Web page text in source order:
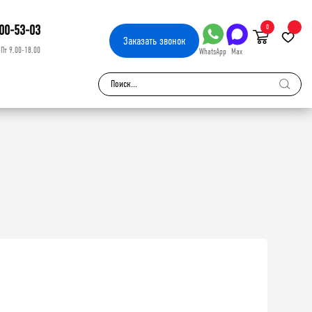
53-03
9.00-18.00
Заказатьзвонок
WhatsApp Max
0